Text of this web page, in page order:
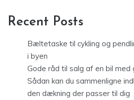
Recent Posts
Bæltetaske til cykling og
i byen
Gode råd til salg af en bil
Sådan kan du sammenligne
den dækning der passer til dig